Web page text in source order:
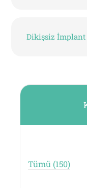
Dikişsiz İmplant
Tümü (150)